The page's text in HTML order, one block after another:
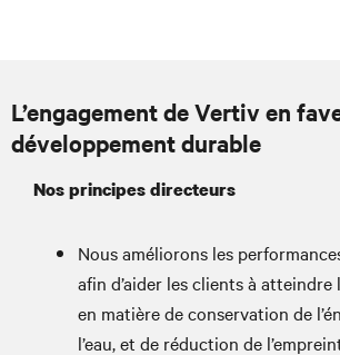
L’engagement de Vertiv en
développement durable
Nos principes directeurs
Nous améliorons les
afin d’aider les clients à
en matière de conservation de
l’eau, et de réduction de